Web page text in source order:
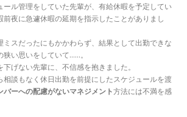
ール管理をしていた先輩が、有給休暇を予定してい
前夜に急遽休暇の延期を指示したことがありまし
ミスだったにもかかわらず、結果として出勤できな
い思いをしていて……。
げない先輩に、不信感を抱きました。
相談もなく休日出勤を前提にしたスケジュールを渡
バーへの配慮がないマネジメント方法には不満を感